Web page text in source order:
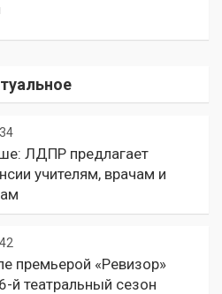
ЛДПР предлагает
учителям, врачам и
премьерой «Ревизор»
й театральный сезон